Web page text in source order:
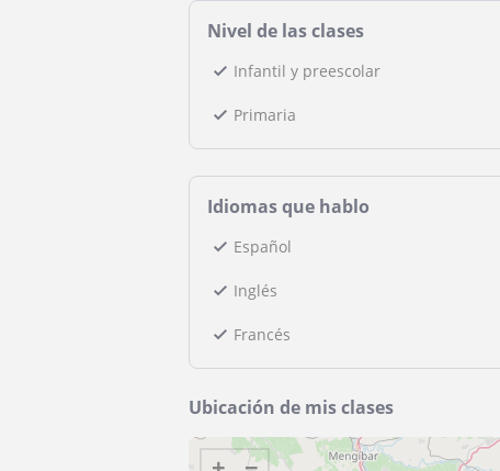
Nivel de las clases
Infantil y preescolar
Primaria
Idiomas que hablo
Español
Inglés
Francés
Ubicación de mis clases